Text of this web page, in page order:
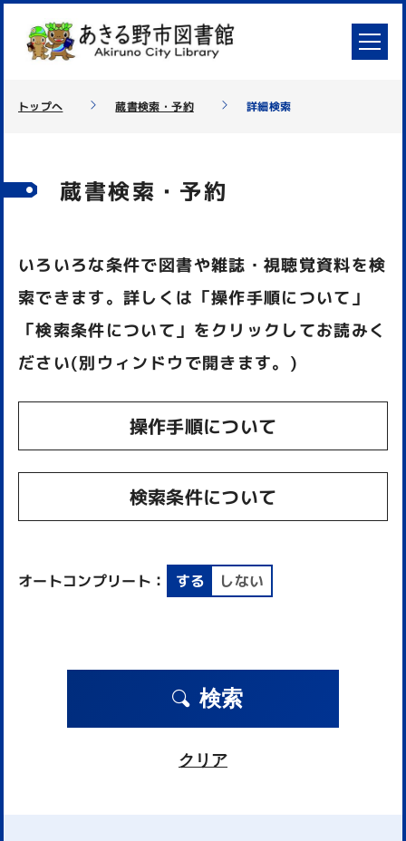
トップへ 蔵書検索・予約 詳細検索
蔵書検索・予約
いろいろな条件で図書や雑誌・視聴覚資料を検
索できます。詳しくは「操作手順について」
「検索条件について」をクリックしてお読みく
ださい(別ウィンドウで開きます。)
操作手順について
検索条件について
オートコンプリート： する しない
検索
クリア